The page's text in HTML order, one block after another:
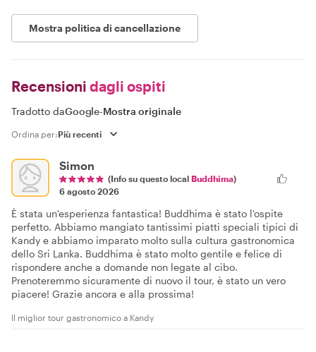
Mostra politica di cancellazione
Recensioni dagli ospiti
Tradotto daGoogle-Mostra originale
Ordina per:
Simon
(Info su questo local Buddhima)
6 agosto 2026
È stata un'esperienza fantastica! Buddhima è stato l'ospite
perfetto. Abbiamo mangiato tantissimi piatti speciali tipici di
Kandy e abbiamo imparato molto sulla cultura gastronomica
dello Sri Lanka. Buddhima è stato molto gentile e felice di
rispondere anche a domande non legate al cibo.
Prenoteremmo sicuramente di nuovo il tour, è stato un vero
piacere! Grazie ancora e alla prossima!
Il miglior tour gastronomico a Kandy